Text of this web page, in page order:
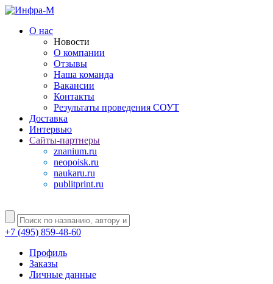
О нас
Новости
О компании
Отзывы
Наша команда
Вакансии
Контакты
Результаты проведения СОУТ
Доставка
Интервью
Сайты-партнеры
znanium.ru
neopoisk.ru
naukaru.ru
publitprint.ru
+7 (495) 859-48-60
Профиль
Заказы
Личные данные